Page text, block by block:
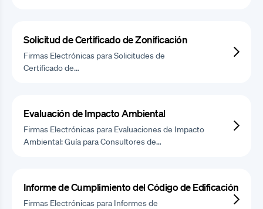
Solicitud de Certificado de Zonificación
Firmas Electrónicas para Solicitudes de
Certificado de…
Evaluación de Impacto Ambiental
Firmas Electrónicas para Evaluaciones de Impacto
Ambiental: Guía para Consultores de…
Informe de Cumplimiento del Código de Edificación
Firmas Electrónicas para Informes de